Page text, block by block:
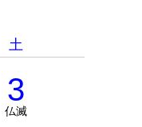
土
3
仏滅